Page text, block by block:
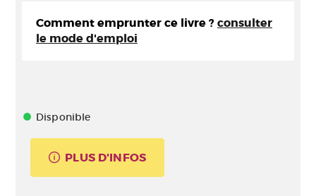
Comment emprunter ce livre ? consulter
le mode d'emploi
Disponible
PLUS D'INFOS